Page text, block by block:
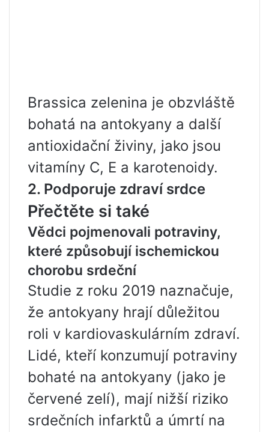
Brassica zelenina je obzvláště
bohatá na antokyany a další
antioxidační živiny, jako jsou
vitamíny C, E a karotenoidy.
2. Podporuje zdraví srdce
Přečtěte si také
Vědci pojmenovali potraviny,
které způsobují ischemickou
chorobu srdeční
Studie z roku 2019 naznačuje,
že antokyany hrají důležitou
roli v kardiovaskulárním zdraví.
Lidé, kteří konzumují potraviny
bohaté na antokyany (jako je
červené zelí), mají nižší riziko
srdečních infarktů a úmrtí na